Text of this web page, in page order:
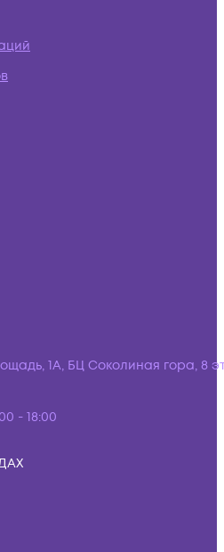
1А, БЦ Соколиная гора, 8
- 18:00